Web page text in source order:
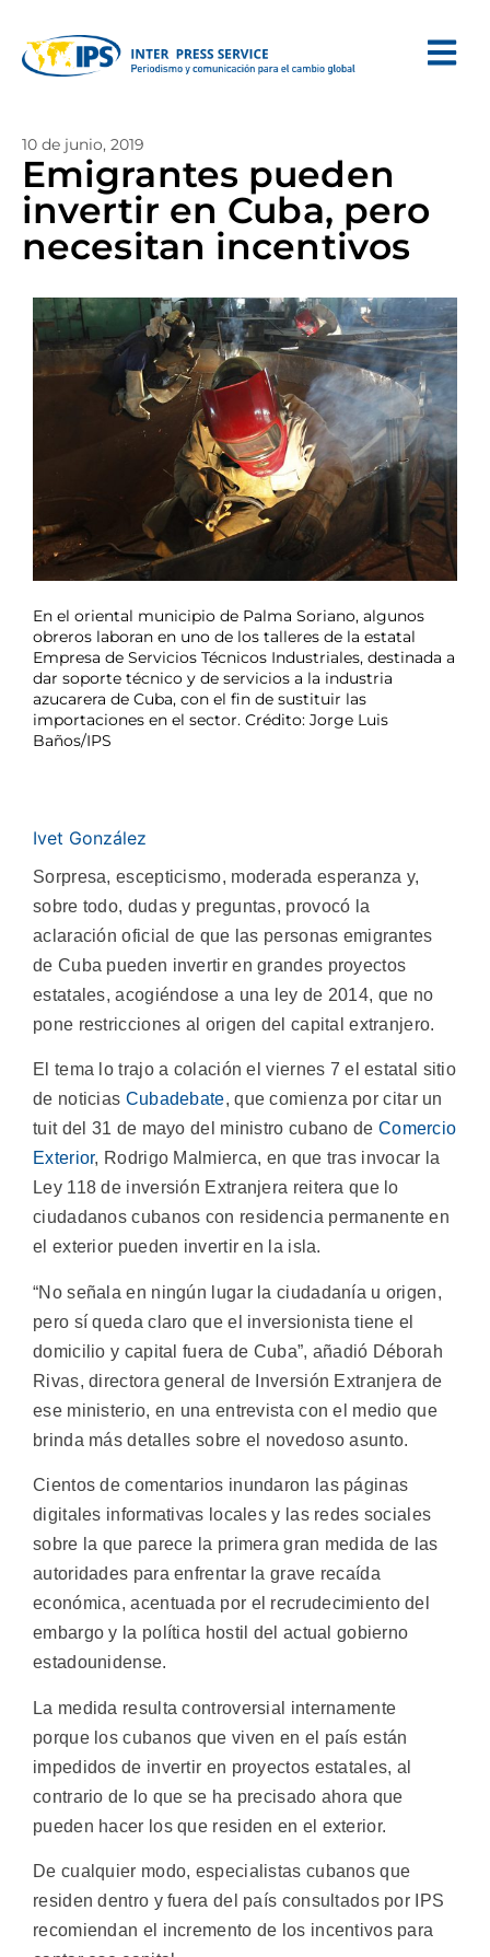
10 de junio, 2019
Emigrantes pueden
invertir en Cuba, pero
necesitan incentivos
En el oriental municipio de Palma Soriano, algunos
obreros laboran en uno de los talleres de la estatal
Empresa de Servicios Técnicos Industriales, destinada a
dar soporte técnico y de servicios a la industria
azucarera de Cuba, con el fin de sustituir las
importaciones en el sector. Crédito: Jorge Luis
Baños/IPS
Ivet González
Sorpresa, escepticismo, moderada esperanza y,
sobre todo, dudas y preguntas, provocó la
aclaración oficial de que las personas emigrantes
de Cuba pueden invertir en grandes proyectos
estatales, acogiéndose a una ley de 2014, que no
pone restricciones al origen del capital extranjero.
El tema lo trajo a colación el viernes 7 el estatal sitio
de noticias Cubadebate, que comienza por citar un
tuit del 31 de mayo del ministro cubano de Comercio
Exterior, Rodrigo Malmierca, en que tras invocar la
Ley 118 de inversión Extranjera reitera que lo
ciudadanos cubanos con residencia permanente en
el exterior pueden invertir en la isla.
“No señala en ningún lugar la ciudadanía u origen,
pero sí queda claro que el inversionista tiene el
domicilio y capital fuera de Cuba”, añadió Déborah
Rivas, directora general de Inversión Extranjera de
ese ministerio, en una entrevista con el medio que
brinda más detalles sobre el novedoso asunto.
Cientos de comentarios inundaron las páginas
digitales informativas locales y las redes sociales
sobre la que parece la primera gran medida de las
autoridades para enfrentar la grave recaída
económica, acentuada por el recrudecimiento del
embargo y la política hostil del actual gobierno
estadounidense.
La medida resulta controversial internamente
porque los cubanos que viven en el país están
impedidos de invertir en proyectos estatales, al
contrario de lo que se ha precisado ahora que
pueden hacer los que residen en el exterior.
De cualquier modo, especialistas cubanos que
residen dentro y fuera del país consultados por IPS
recomiendan el incremento de los incentivos para